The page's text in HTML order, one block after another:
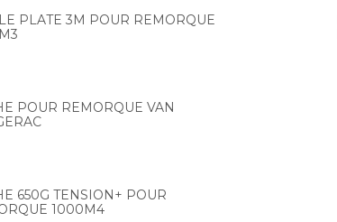
PLATE 3M POUR REMORQUE
POUR REMORQUE VAN
650G TENSION+ POUR
1000M4